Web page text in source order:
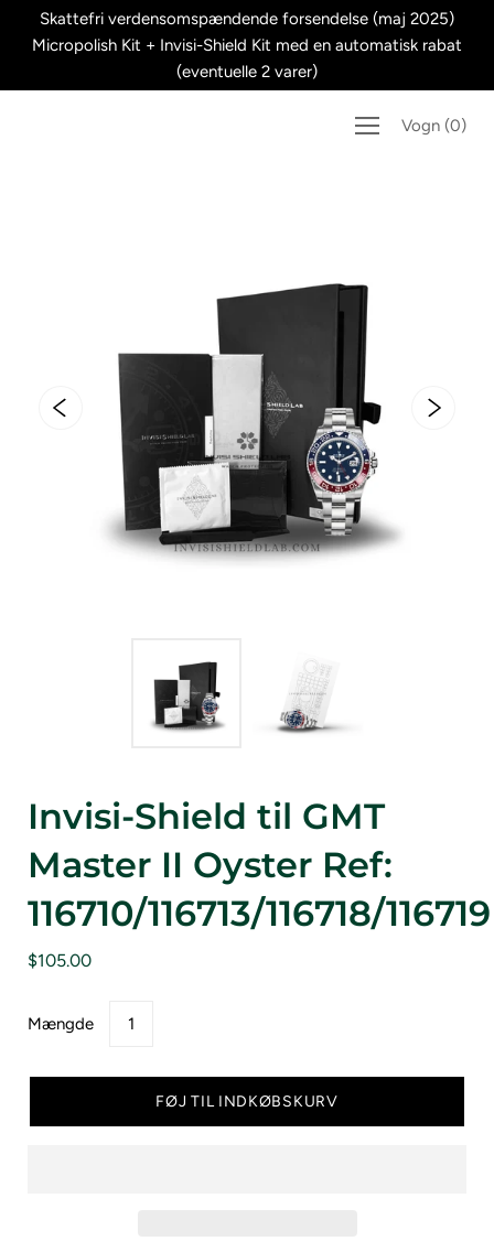
SpringSkattefri verdensomspændende forsendelse (maj 2025)
Micropolish Kit + Invisi-Shield Kit med en automatisk rabat
(eventuelle 2 varer)
Vogn (0)
Invisi-Shield til GMT
Master II Oyster Ref:
116710/116713/116718/116719
$105.00
Mængde
FØJ TIL INDKØBSKURV